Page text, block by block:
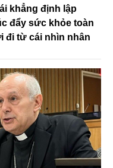
khẳng định lập
đẩy sức khỏe toàn
đi từ cái nhìn nhân